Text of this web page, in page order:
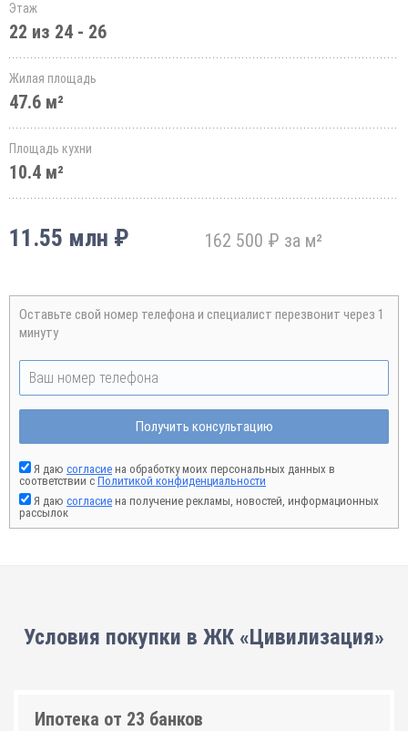
Этаж
22 из 24 - 26
Жилая площадь
47.6 м²
Площадь кухни
10.4 м²
11.55 млн ₽ 162 500 ₽ за м²
Оставьте свой номер телефона и специалист перезвонит через 1
минуту
Получить консультацию
Я даю согласие на обработку моих персональных данных в
соответствии с Политикой конфиденциальности
Я даю согласие на получение рекламы, новостей, информационных
рассылок
Условия покупки в ЖК «Цивилизация»
Ипотека от 23 банков